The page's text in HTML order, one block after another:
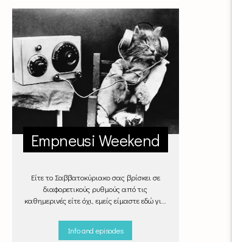
Empneusi Weekend
Είτε το Σαββατοκύριακο σας βρίσκει σε
διαφορετικούς ρυθμούς από τις
καθημερινές είτε όχι, εμείς είμαστε εδώ για
μέρες της εβδομάδας, δημιουργώντας μία
μελωδική συνήθεια για ό,τι κι αν κάνετε.
Info and episodes